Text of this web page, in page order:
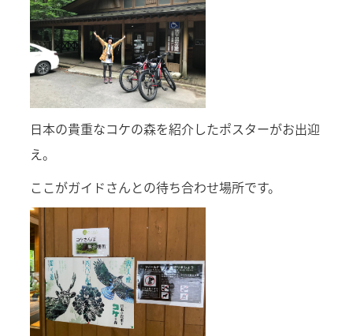
日本の貴重なコケの森を紹介したポスターがお出迎
え。
ここがガイドさんとの待ち合わせ場所です。